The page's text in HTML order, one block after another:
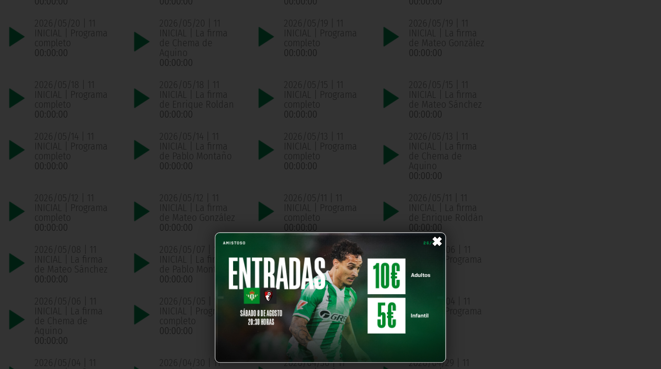
×
2026/05/20 | 11
INICIAL | Programa
completo
00:00:00
2026/05/20 | 11
INICIAL | La firma
de Chema de
Aquino
00:00:00
2026/05/19 | 11
INICIAL | Programa
completo
00:00:00
2026/05/19 | 11
INICIAL | La firma
de Mateo González
00:00:00
2026/05/18 | 11
INICIAL | Programa
completo
00:00:00
2026/05/18 | 11
INICIAL | La firma
de Enrique Roldan
00:00:00
2026/05/15 | 11
INICIAL | Programa
completo
00:00:00
2026/05/15 | 11
INICIAL | La firma
de Mateo Sánchez
00:00:00
2026/05/14 | 11
INICIAL | Programa
completo
00:00:00
2026/05/14 | 11
INICIAL | La firma
de Pablo Montaño
00:00:00
2026/05/13 | 11
INICIAL | Programa
completo
00:00:00
2026/05/13 | 11
INICIAL | La firma
de Chema de
Aquino
00:00:00
2026/05/12 | 11
INICIAL | Programa
completo
00:00:00
2026/05/12 | 11
INICIAL | La firma
de Mateo González
00:00:00
2026/05/11 | 11
INICIAL | Programa
completo
00:00:00
2026/05/11 | 11
INICIAL | La firma
de Enrique Roldán
00:00:00
2026/05/08 | 11
INICIAL | La firma
de Mateo Sánchez
00:00:00
2026/05/07 | 11
INICIAL | La firma
de Pablo Montaño
00:00:00
2026/05/07 | 11
INICIAL | Programa
completo
00:00:00
2026/05/06 | 11
INICIAL | Programa
00:00:00
2026/05/06 | 11
INICIAL | La firma
de Chema de
Aquino
00:00:00
2026/05/05 | 11
INICIAL | Programa
completo
00:00:00
2026/05/05 | 11
INICIAL | La firma
de Mateo González
00:00:00
2026/05/04 | 11
INICIAL | Programa
completo
2026/05/04 | 11
2026/04/30 | 11
2026/04/30 | 11
2026/04/29 | 11